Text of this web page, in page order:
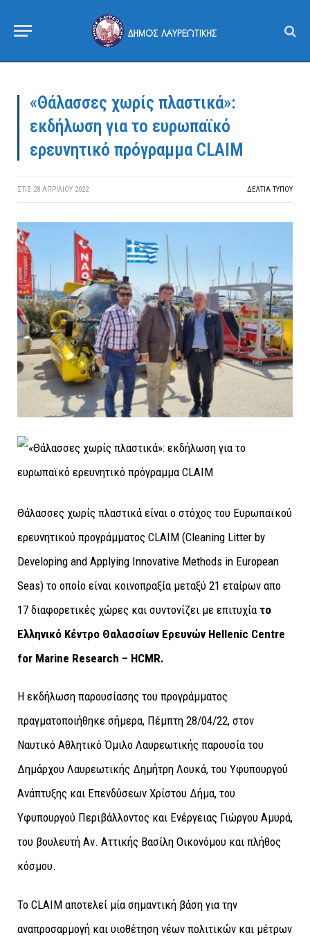
«Θάλασσες χωρίς πλαστικά»:
εκδήλωση για το ευρωπαϊκό
ερευνητικό πρόγραμμα CLAIM
ΣΤΙΣ 28 ΑΠΡΙΛΊΟΥ 2022 ΔΕΛΤΙΑ ΤΥΠΟΥ
Θάλασσες χωρίς πλαστικά είναι ο στόχος του Ευρωπαϊκού
ερευνητικού προγράμματος CLAIM (Cleaning Litter by
Developing and Applying Innovative Methods in European
Seas) το οποίο είναι κοινοπραξία μεταξύ 21 εταίρων απο
17 διαφορετικές χώρες και συντονίζει με επιτυχία το
Ελληνικό Κέντρο Θαλασσίων Ερευνών Hellenic Centre
for Marine Research – HCMR.
H εκδήλωση παρουσίασης του προγράμματος
πραγματοποιήθηκε σήμερα, Πέμπτη 28/04/22, στον
Ναυτικό Αθλητικό Όμιλο Λαυρεωτικής παρουσία του
Δημάρχου Λαυρεωτικής Δημήτρη Λουκά, του Υφυπουργού
Ανάπτυξης και Επενδύσεων Χρίστου Δήμα, του
Υφυπουργού Περιβάλλοντος και Ενέργειας Γιώργου Αμυρά,
του βουλευτή Αν. Αττικής Βασίλη Οικονόμου και πλήθος
κόσμου.
Το CLAIM αποτελεί μία σημαντική βάση για την
αναπροσαρμογή και υιοθέτηση νέων πολιτικών και μέτρων